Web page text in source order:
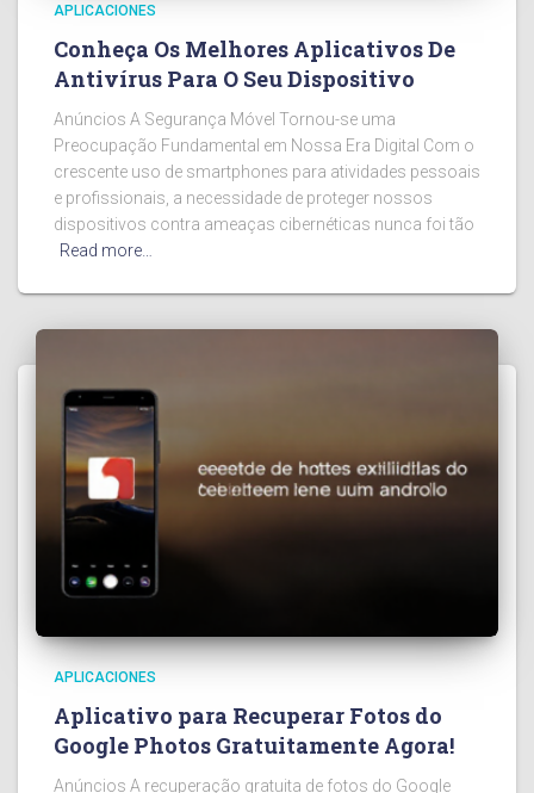
APLICACIONES
Conheça Os Melhores Aplicativos De
Antivírus Para O Seu Dispositivo
Anúncios A Segurança Móvel Tornou-se uma
Preocupação Fundamental em Nossa Era Digital Com o
crescente uso de smartphones para atividades pessoais
e profissionais, a necessidade de proteger nossos
dispositivos contra ameaças cibernéticas nunca foi tão
Read more…
APLICACIONES
Aplicativo para Recuperar Fotos do
Google Photos Gratuitamente Agora!
Anúncios A recuperação gratuita de fotos do Google